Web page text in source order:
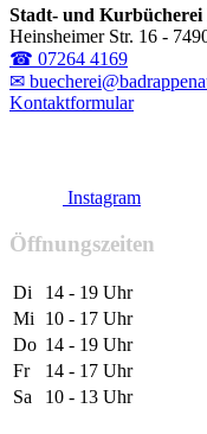
Stadt- und Kurbücherei
Heinsheimer Str. 16 -
☎ 07264 4169
✉
Kontaktformular
Instagram
Öffnungszeiten
Di
14 - 19 Uhr
Mi
10 - 17 Uhr
Do 14 - 19 Uhr
Fr
14 - 17 Uhr
Sa
10 - 13 Uhr